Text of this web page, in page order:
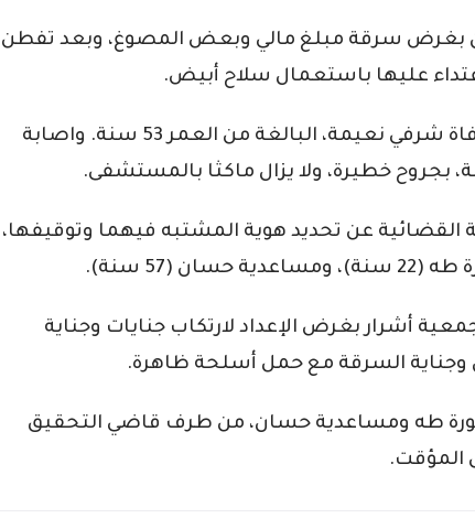
كان بغرض سرقة مبلغ مالي وبعض المصوغ، وبعد تفطن
عليها باستعمال سلاح أبيض.
وتسبب هذا الاعتداء في وفاة شرفي نعيمة، البالغة من العمر 53 سنة. واصابة
عن تحديد هوية المشتبه فيهما وتوقيفها،
(57 سنة).
أشرار بغرض الإعداد لارتكاب جنايات وجناية
وجناية السرقة مع حمل أسلحة ظاهرة.
طه ومساعدية حسان، من طرف قاضي التحقيق
المؤقت.